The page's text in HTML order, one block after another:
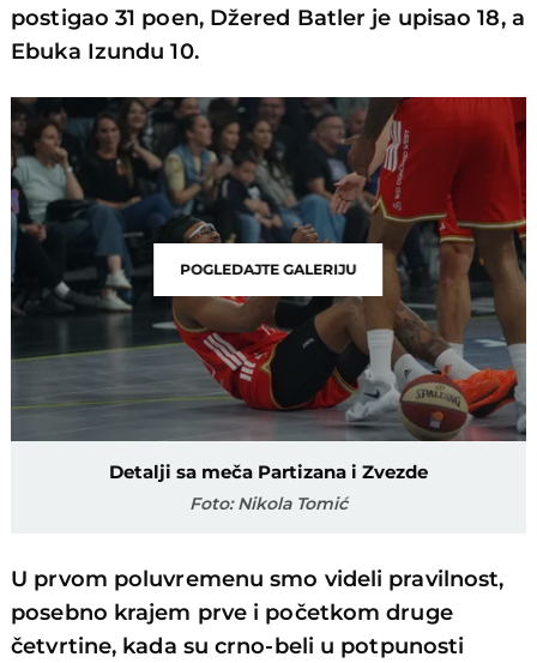
postigao 31 poen, Džered Batler je upisao 18, a
Ebuka Izundu 10.
POGLEDAJTE GALERIJU
Detalji sa meča Partizana i Zvezde
Foto: Nikola Tomić
U prvom poluvremenu smo videli pravilnost,
posebno krajem prve i početkom druge
četvrtine, kada su crno-beli u potpunosti